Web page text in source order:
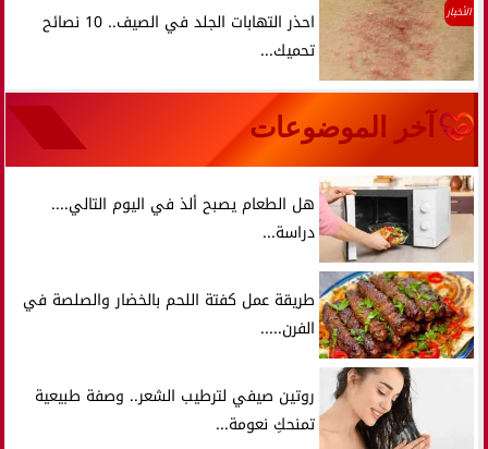
الأخبار
احذر التهابات الجلد في الصيف.. 10 نصائح
تحميك...
آخر الموضوعات
هل الطعام يصبح ألذ في اليوم التالي....
دراسة...
طريقة عمل كفتة اللحم بالخضار والصلصة في
الفرن.....
روتين صيفي لترطيب الشعر.. وصفة طبيعية
تمنحكِ نعومة...